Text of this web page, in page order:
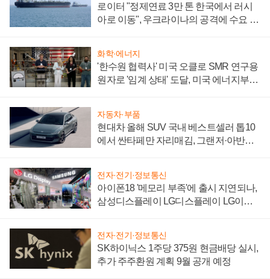
로이터 "정제연료 3만 톤 한국에서 러시
아로 이동", 우크라이나의 공격에 수요 늘
화학·에너지
'한수원 협력사' 미국 오클로 SMR 연구용
원자로 '임계 상태' 도달, 미국 에너지부
자동차·부품
현대차 올해 SUV 국내 베스트셀러 톱10
에서 싼타페만 자리매김, 그랜저·아반떼
전자·전기·정보통신
아이폰18 '메모리 부족'에 출시 지연되나,
삼성디스플레이 LG디스플레이 LG이노
전자·전기·정보통신
SK하이닉스 1주당 375원 현금배당 실시,
추가 주주환원 계획 9월 공개 예정